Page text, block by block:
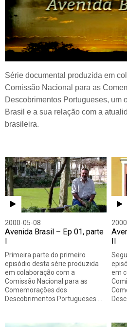
Série documental produzida em
Comissão Nacional para as
Descobrimentos Portugueses, um
Brasil e a sua relação com a
brasileira.
2000-05-08
Avenida Brasil – Ep 01, parte
Primeira parte do primeiro
episódio desta série produzida
em colaboração com a
Comissão Nacional para as
Comemorações dos
Descobrimentos Portugueses.…
em